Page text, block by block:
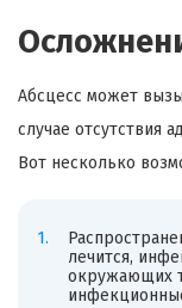
Абсцесс может
случае отсутствия
Вот несколько
лечится,
окружающих